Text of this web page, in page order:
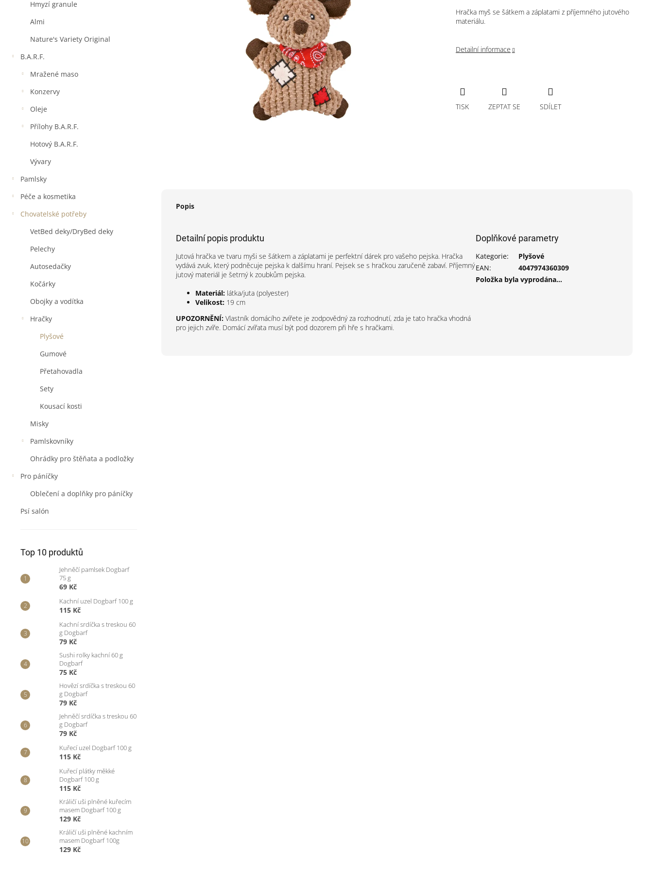
Hmyzí granule
Almi
Nature's Variety Original
B.A.R.F.
Mražené maso
Konzervy
Oleje
Přílohy B.A.R.F.
Hotový B.A.R.F.
Vývary
Pamlsky
Péče a kosmetika
Chovatelské potřeby
VetBed deky/DryBed deky
Pelechy
Autosedačky
Kočárky
Obojky a vodítka
Hračky
Plyšové
Gumové
Přetahovadla
Sety
Kousací kosti
Misky
Pamlskovníky
Ohrádky pro štěňata a podložky
Pro páníčky
Oblečení a doplňky pro páníčky
Psí salón
Top 10 produktů
Jehněčí pamlsek Dogbarf
75 g
69 Kč
Kachní uzel Dogbarf 100 g
115 Kč
Kachní srdíčka s treskou 60
g Dogbarf
79 Kč
Sushi rolky kachní 60 g
Dogbarf
75 Kč
Hovězí srdíčka s treskou 60
g Dogbarf
79 Kč
Jehněčí srdíčka s treskou 60
g Dogbarf
79 Kč
Kuřecí uzel Dogbarf 100 g
115 Kč
Kuřecí plátky měkké
Dogbarf 100 g
115 Kč
Králičí uši plněné kuřecím
masem Dogbarf 100 g
129 Kč
Králičí uši plněné kachním
masem Dogbarf 100g
129 Kč
Hračka myš se šátkem a záplatami z příjemného jutového
materiálu.
Detailní informace
TISK ZEPTAT SE SDÍLET
Popis
Detailní popis produktu
Jutová hračka ve tvaru myši se šátkem a záplatami je perfektní dárek pro vašeho pejska. Hračka
vydává zvuk, který podněcuje pejska k dalšímu hraní. Pejsek se s hračkou zaručeně zabaví. Příjemný
jutový materiál je šetrný k zoubkům pejska.
Materiál: látka/juta (polyester)
Velikost: 19 cm
UPOZORNĚNÍ: Vlastník domácího zvířete je zodpovědný za rozhodnutí, zda je tato hračka vhodná
pro jejich zvíře. Domácí zvířata musí být pod dozorem při hře s hračkami.
Doplňkové parametry
Kategorie:
Plyšové
EAN:
4047974360309
Položka byla vyprodána…